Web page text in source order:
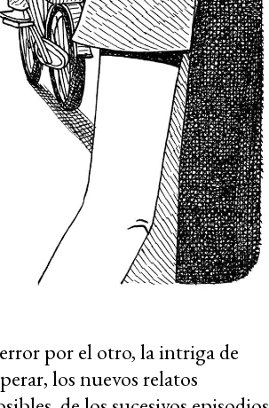
por el otro, la intriga de
los nuevos relatos